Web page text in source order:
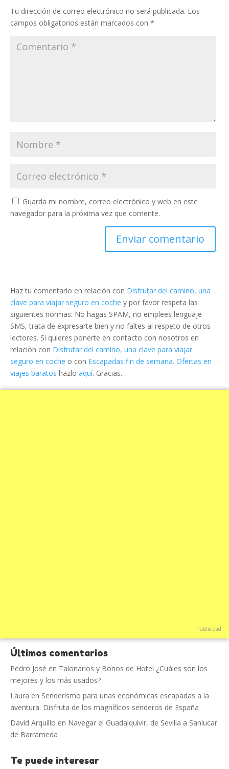
Tu dirección de correo electrónico no será publicada. Los
campos obligatorios están marcados con *
Guarda mi nombre, correo electrónico y web en este
navegador para la próxima vez que comente.
Haz tu comentario en relación con Disfrutar del camino, una
clave para viajar seguro en coche y por favor respeta las
siguientes normas: No hagas SPAM, no emplees lenguaje
SMS, trata de expresarte bien y no faltes al respeto de otros
lectores. Si quieres ponerte en contacto con nosotros en
relación con Disfrutar del camino, una clave para viajar
seguro en coche o con Escapadas fin de semana. Ofertas en
viajes baratos hazlo aquí. Gracias.
Publicidad
Últimos comentarios
Pedro José en Talonarios y Bonos de Hotel ¿Cuáles son los
mejores y los más usados?
Laura en Senderismo para unas económicas escapadas a la
aventura. Disfruta de los magníficos senderos de España
David Arquillo en Navegar el Guadalquivir, de Sevilla a Sanlucar
de Barrameda
Te puede interesar